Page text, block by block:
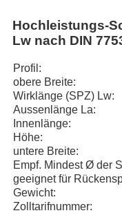
Hochleistungs-
Lw nach DIN
Profil:
obere Breite:
Wirklänge (SPZ) Lw:
Aussenlänge La:
Innenlänge:
Höhe:
untere Breite:
Empf. Mindest Ø der
geeignet für
Gewicht:
Zolltarifnummer: